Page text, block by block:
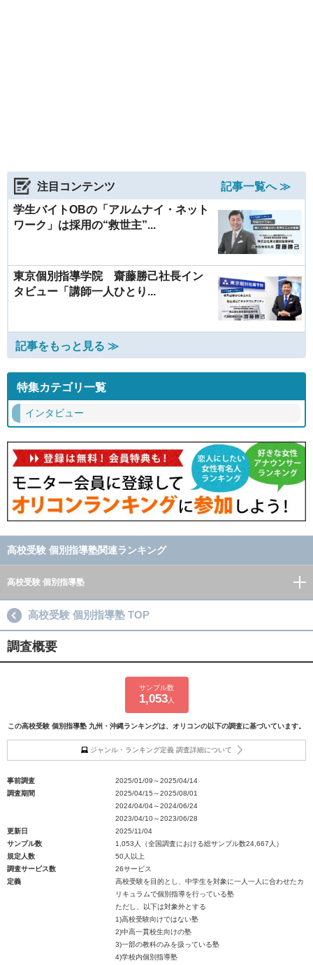
注目コンテンツ
記事一覧へ ≫
学生バイトOBの「アルムナイ・ネット
ワーク」は採用の“救世主”...
東京個別指導学院 齋藤勝己社長イン
タビュー「講師一人ひとり...
記事をもっと見る ≫
特集カテゴリ一覧
インタビュー
高校受験 個別指導塾関連ランキング
高校受験 個別指導塾
高校受験 個別指導塾 TOP
調査概要
サンプル数
1,053人
この高校受験 個別指導塾 九州・沖縄ランキングは、オリコンの以下の調査に基づいています。
ジャンル・ランキング定義 調査詳細について
事前調査
2025/01/09～2025/04/14
調査期間
2025/04/15～2025/08/01
2024/04/04～2024/06/24
2023/04/10～2023/06/28
更新日
2025/11/04
サンプル数
1,053人（全国調査における総サンプル数24,667人）
規定人数
50人以上
調査サービス数
26サービス
定義
高校受験を目的とし、中学生を対象に一人一人に合わせたカ
リキュラムで個別指導を行っている塾
ただし、以下は対象外とする
1)高校受験向けではない塾
2)中高一貫校生向けの塾
3)一部の教科のみを扱っている塾
4)学校内個別指導塾